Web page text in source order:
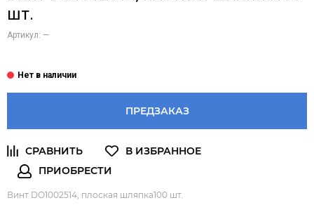
шт.
Артикул: —
ПРЕДЗАКАЗ
Винт DO1002514, плоская шляпка100 шт.